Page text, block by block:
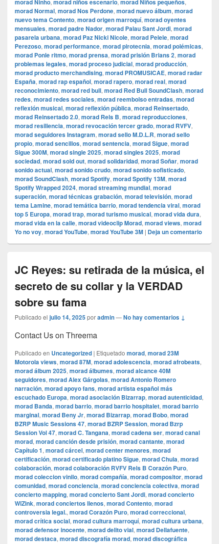
morad Ninho, morad niños escenario, morad Niños pequeños,
morad Normal, morad Nos Perdone, morad nuevo álbum, morad
nuevo tema Contento, morad origen marroquí, morad oyentes
mensuales, morad padre Nador, morad Palau Sant Jordi, morad
pasarela urbana, morad Paz Nicki Nicole, morad Pelele, morad
Perezoso, morad performance, morad pirotecnia, morad polémicas,
morad Ponle ritmo, morad prensa, morad prisión Brians 2, morad
problemas legales, morad proceso judicial, morad producción,
morad producto merchandising, morad PROMUSICAE, morad radar
España, morad rap español, morad rapero, morad real, morad
reconocimiento, morad red bull, morad Red Bull SoundClash, morad
redes, morad redes sociales, morad reembolso entradas, morad
reflexión musical, morad reflexión pública, morad Reinsertado,
morad Reinsertado 2.0, morad Rels B, morad reproducciones,
morad resiliencia, morad revocación tercer grado, morad RVFV,
morad seguidores Instagram, morad sello M.D.L.R, morad sello
propio, morad sencillos, morad sentencia, morad Sigue, morad
Sigue 300M, morad single 2025, morad singles 2025, morad
sociedad, morad sold out, morad solidaridad, morad Soñar, morad
sonido actual, morad sonido crudo, morad sonido sofisticado,
morad SoundClash, morad Spotify, morad Spotify 13M, morad
Spotify Wrapped 2024, morad streaming mundial, morad
superación, morad técnicas grabación, morad televisión, morad
tema Lamine, morad temática barrio, morad tendencia viral, morad
top 5 Europa, morad trap, morad turismo musical, morad vida dura,
morad vida en la calle, morad videocli‏p Morad, morad views, morad
Yo no voy, morad YouTube, morad YouTube 3M | Deja un comentario
JC Reyes: su retirada de la música, el
secreto de su collar y la VERDAD
sobre su fama
Publicado el julio 14, 2025poradmin—No hay comentarios ↓
Contact Us on Threema
Publicado en Uncategorized | Etiquetado morad, morad 23M
Motorola views, morad 87M, morad adolescencia, morad afrobeats,
morad álbum 2025, morad álbumes, morad alcance 40M
seguidores, morad Alex Gárgolas, morad Antonio Romero
narración, morad apoyo fans, morad artista español más
escuchado Europa, morad asociación Bizarrap, morad autenticidad,
morad Banda, morad barrio, morad barrio hospitalet, morad barrio
marginal, morad Beny Jr, morad Bizarrap, morad Bobo, morad
BZRP Music Sessions 47, morad BZRP Session, morad Bzrp
Session Vol 47, morad C. Tangana, morad cadena ser, morad canal
morad, morad canción desde prisión, morad cantante, morad
Capítulo 1, morad cárcel, morad center menores, morad
certificación, morad certificado platino Sigue, morad Chula, morad
colaboración, morad colaboración RVFV Rels B Corazón Puro,
morad coleccion vinilo, morad compañía, morad compositor, morad
comunidad, morad conciencia, morad conciencia colectiva, morad
concierto mapping, morad concierto Sant Jordi, morad concierto
WiZink, morad conciertos llenos, morad Contento, morad
controversia legal., morad Corazón Puro, morad correccional,
morad crítica social, morad cultura marroquí, morad cultura urbana,
morad defensor inocente, morad delito vial, morad Dellafuente,
morad destaca, morad discografía morad, morad discográfica